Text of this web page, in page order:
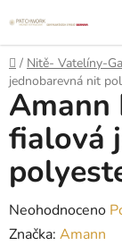
na
obsah
Domů
/ Nitě- Vatelíny-
jednobarevná nit
Amann
fialová
Průměrné
hodnocení
Neohodnoceno
Značka: Amann